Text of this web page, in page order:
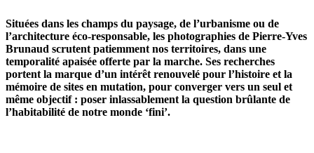
Situées dans les champs du paysage, de l’urbanisme ou de
l’architecture éco-responsable, les photographies de Pierre-Yves
Brunaud scrutent patiemment nos territoires, dans une
temporalité apaisée offerte par la marche. Ses recherches
portent la marque d’un intérêt renouvelé pour l’histoire et la
mémoire de sites en mutation, pour converger vers un seul et
même objectif : poser inlassablement la question brûlante de
l’habitabilité de notre monde ‘fini’.